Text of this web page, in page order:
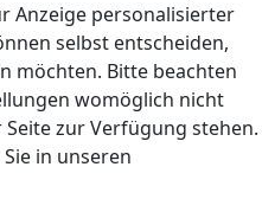
Anzeige personalisierter
selbst entscheiden,
möchten. Bitte beachten
womöglich nicht
zur Verfügung stehen.
in unseren